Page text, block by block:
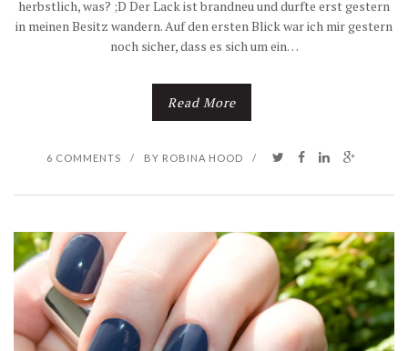
herbstlich, was? ;D Der Lack ist brandneu und durfte erst gestern
in meinen Besitz wandern. Auf den ersten Blick war ich mir gestern
noch sicher, dass es sich um ein…
Read More
6 COMMENTS / BY ROBINA HOOD /